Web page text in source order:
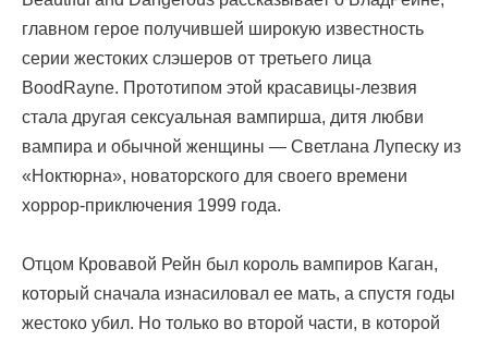
главном герое получившей широкую известность
серии жестоких слэшеров от третьего лица
BoodRayne. Прототипом этой красавицы-лезвия
стала другая сексуальная вампирша, дитя любви
вампира и обычной женщины — Светлана Лупеску из
«Ноктюрна», новаторского для своего времени
хоррор-приключения 1999 года.
Отцом Кровавой Рейн был король вампиров Каган,
который сначала изнасиловал ее мать, а спустя годы
жестоко убил. Но только во второй части, в которой